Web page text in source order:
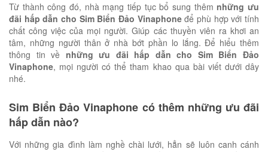
Từ thành công đó, nhà mạng tiếp tục bổ sung thêm những ưu
đãi hấp dẫn cho Sim Biển Đảo Vinaphoneđể phù hợp với tính
chất công việc của mọi người. Giúp các thuyền viên ra khơi an
tâm, những người thân ở nhà bớt phần lo lắng. Để hiểu thêm
thông tin về những ưu đãi hấp dẫn cho Sim Biển Đảo
Vinaphone, mọi người có thể tham khao qua bài viết dưới dây
nhé.
Sim Biển Đảo Vinaphone có thêm những ưu đãi
hấp dẫn nào?
Với những gia đình làm nghề chài lưới, hẳn sẽ luôn canh cánh